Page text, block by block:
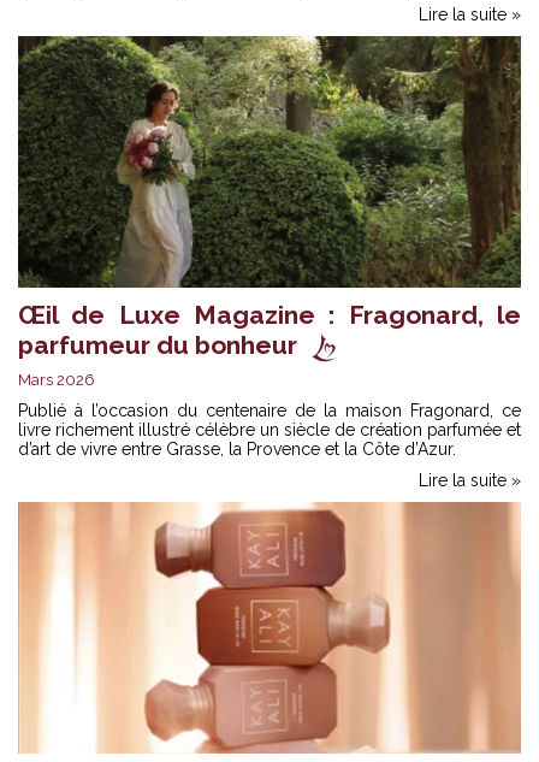
Lire la suite »
Œil de Luxe Magazine : Fragonard, le
parfumeur du bonheur
Mars 2026
Publié à l’occasion du centenaire de la maison Fragonard, ce
livre richement illustré célèbre un siècle de création parfumée et
d’art de vivre entre Grasse, la Provence et la Côte d’Azur.
Lire la suite »